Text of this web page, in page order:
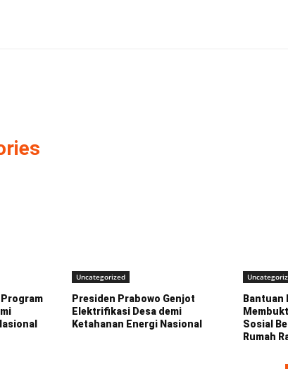
Uncategorized
Presiden Prabowo Genjot
Elektrifikasi Desa demi
Ketahanan Energi Nasional
Bantuan
Sosial
Rumah